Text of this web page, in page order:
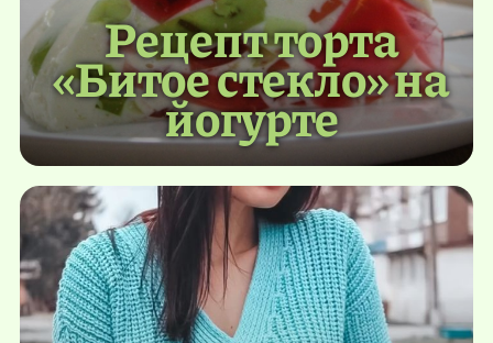
Рецепт торта
«Битое стекло» на
йогурте